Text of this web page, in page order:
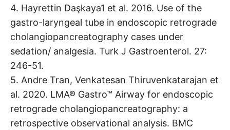
4. Hayrettin Daşkaya1 et al. 2016. Use of the
gastro-laryngeal tube in endoscopic retrograde
cholangiopancreatography cases under
sedation/ analgesia. Turk J Gastroenterol. 27:
246-51.
5. Andre Tran, Venkatesan Thiruvenkatarajan et
al. 2020. LMA® Gastro™ Airway for endoscopic
retrograde cholangiopancreatography: a
retrospective observational analysis. BMC